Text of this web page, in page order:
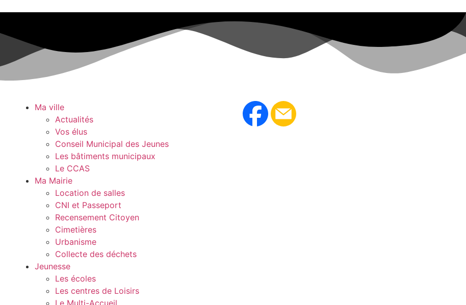
Ma ville
Actualités
Vos élus
Conseil Municipal des Jeunes
Les bâtiments municipaux
Le CCAS
Ma Mairie
Location de salles
CNI et Passeport
Recensement Citoyen
Cimetières
Urbanisme
Collecte des déchets
Jeunesse
Les écoles
Les centres de Loisirs